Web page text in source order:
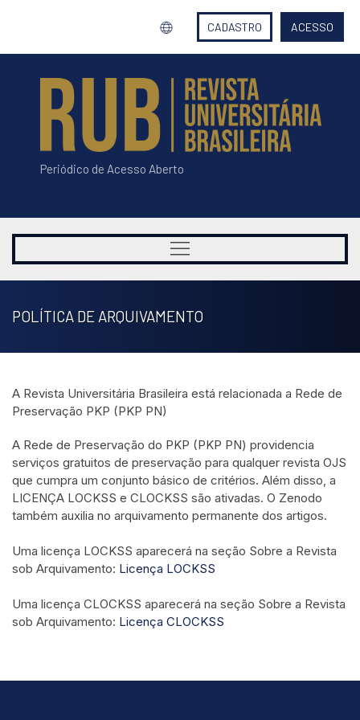
CADASTRO ACESSO
Periódico de Acesso Aberto
POLÍTICA DE ARQUIVAMENTO
A Revista Universitária Brasileira está relacionada a Rede de
Preservação PKP (PKP PN)
A Rede de Preservação do PKP (PKP PN) providencia
serviços gratuitos de preservação para qualquer revista OJS
que cumpra um conjunto básico de critérios. Além disso, a
LICENÇA LOCKSS e CLOCKSS são ativadas. O Zenodo
também auxilia no arquivamento permanente dos artigos.
Uma licença LOCKSS aparecerá na seção Sobre a Revista
sob Arquivamento: Licença LOCKSS
Uma licença CLOCKSS aparecerá na seção Sobre a Revista
sob Arquivamento: Licença CLOCKSS